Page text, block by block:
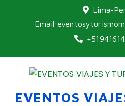
Lima-
EVENTOS